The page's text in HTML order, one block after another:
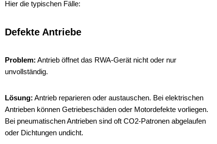
Hier die typischen Fälle:
Defekte Antriebe
Problem: Antrieb öffnet das RWA-Gerät nicht oder nur
unvollständig.
Lösung: Antrieb reparieren oder austauschen. Bei elektrischen
Antrieben können Getriebeschäden oder Motordefekte vorliegen.
Bei pneumatischen Antrieben sind oft CO2-Patronen abgelaufen
oder Dichtungen undicht.